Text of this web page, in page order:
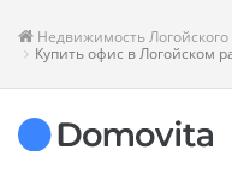
Недвижимость
Купить офис в Логойском